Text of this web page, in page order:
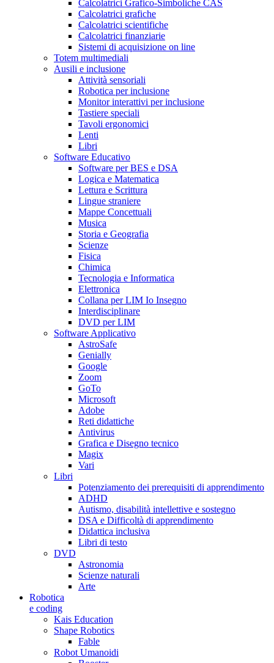
Calcolatrici Grafico-Simboliche CAS
Calcolatrici grafiche
Calcolatrici scientifiche
Calcolatrici finanziarie
Sistemi di acquisizione on line
Totem multimediali
Ausili e inclusione
Attività sensoriali
Robotica per inclusione
Monitor interattivi per inclusione
Tastiere speciali
Tavoli ergonomici
Lenti
Libri
Software Educativo
Software per BES e DSA
Logica e Matematica
Lettura e Scrittura
Lingue straniere
Mappe Concettuali
Musica
Storia e Geografia
Scienze
Fisica
Chimica
Tecnologia e Informatica
Elettronica
Collana per LIM Io Insegno
Interdisciplinare
DVD per LIM
Software Applicativo
AstroSafe
Genially
Google
Zoom
GoTo
Microsoft
Adobe
Reti didattiche
Antivirus
Grafica e Disegno tecnico
Magix
Vari
Libri
Potenziamento dei prerequisiti di apprendimento
ADHD
Autismo, disabilità intellettive e sostegno
DSA e Difficoltà di apprendimento
Didattica inclusiva
Libri di testo
DVD
Astronomia
Scienze naturali
Arte
Robotica
e coding
Kais Education
Shape Robotics
Fable
Robot Umanoidi